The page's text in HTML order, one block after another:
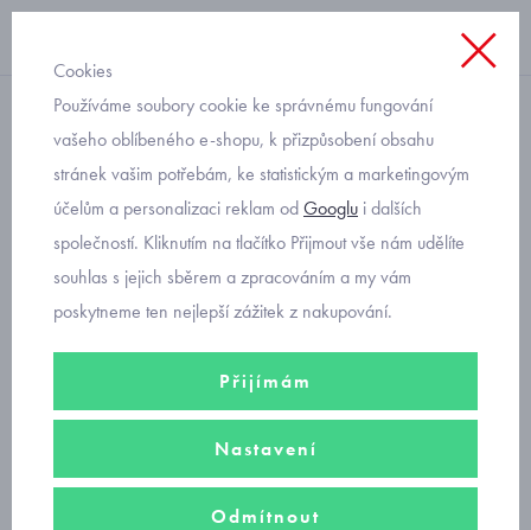
Úvod
české nízké kotníčkové
ponožky Trepon vel. 16-18
Dotaz na produkt
Přidat mezi oblíbené
Sdílet na Facebooku
Objednávací kód: H2064_béžová
Cookies
Používáme soubory cookie ke správnému fungování
vašeho oblíbeného e-shopu, k přizpůsobení obsahu
stránek vašim potřebám, ke statistickým a marketingovým
účelům a personalizaci reklam odGooglu i dalších
společností. Kliknutím na tlačítko Přijmout vše nám udělíte
souhlas s jejich sběrem a zpracováním a my vám
poskytneme ten nejlepší zážitek z nakupování.
Přijímám
Nastavení
Odmítnout